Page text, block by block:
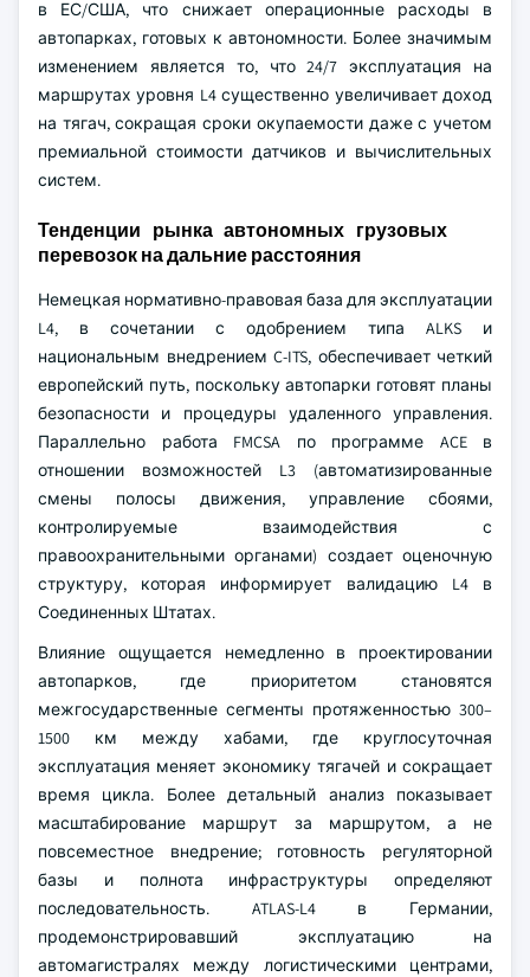
в ЕС/США, что снижает операционные расходы в
автопарках, готовых к автономности. Более значимым
изменением является то, что 24/7 эксплуатация на
маршрутах уровня L4 существенно увеличивает доход
на тягач, сокращая сроки окупаемости даже с учетом
премиальной стоимости датчиков и вычислительных
систем.
Тенденции рынка автономных грузовых
перевозок на дальние расстояния
Немецкая нормативно-правовая база для эксплуатации
L4, в сочетании с одобрением типа ALKS и
национальным внедрением C-ITS, обеспечивает четкий
европейский путь, поскольку автопарки готовят планы
безопасности и процедуры удаленного управления.
Параллельно работа FMCSA по программе ACE в
отношении возможностей L3 (автоматизированные
смены полосы движения, управление сбоями,
контролируемые взаимодействия с
правоохранительными органами) создает оценочную
структуру, которая информирует валидацию L4 в
Соединенных Штатах.
Влияние ощущается немедленно в проектировании
автопарков, где приоритетом становятся
межгосударственные сегменты протяженностью 300–
1500 км между хабами, где круглосуточная
эксплуатация меняет экономику тягачей и сокращает
время цикла. Более детальный анализ показывает
масштабирование маршрут за маршрутом, а не
повсеместное внедрение; готовность регуляторной
базы и полнота инфраструктуры определяют
последовательность. ATLAS-L4 в Германии,
продемонстрировавший эксплуатацию на
автомагистралях между логистическими центрами,